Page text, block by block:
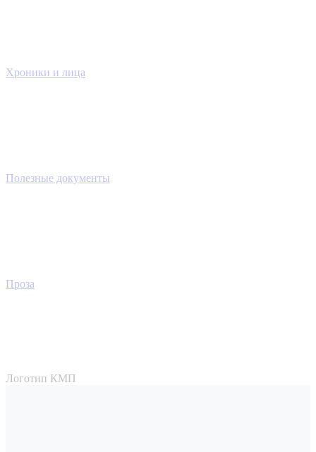
Хроники и лица
Полезные документы
Проза
Логотип КМП